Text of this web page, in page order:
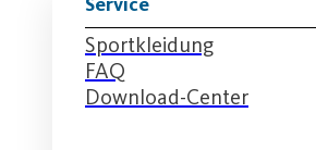
Sportkleidung
FAQ
Download-Center